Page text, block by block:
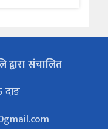
द्वारा संचालित
दाङ